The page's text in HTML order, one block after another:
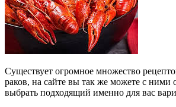
Существует огромное множество
раков, на сайте вы так же можете с ними
выбрать подходящий именно для вас